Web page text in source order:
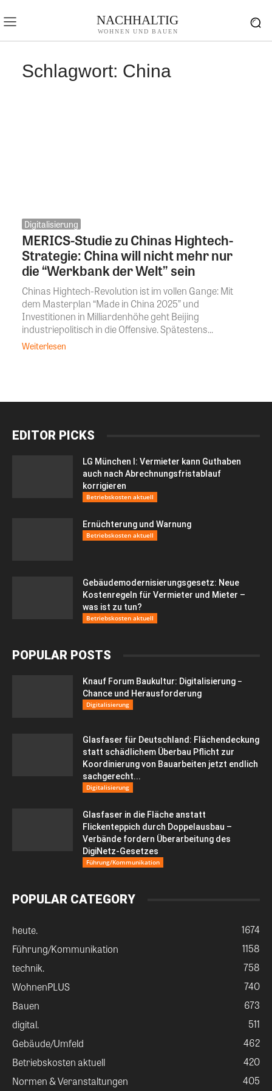
NACHHALTIG
WOHNEN UND BAUEN
Schlagwort: China
Digitalisierung
MERICS-Studie zu Chinas Hightech-
Strategie: China will nicht mehr nur
die “Werkbank der Welt” sein
Chinas Hightech-Revolution ist im vollen Gange: Mit
dem Masterplan “Made in China 2025” und
Investitionen in Milliardenhöhe geht Beijing
industriepolitisch in die Offensive. Spätestens...
Weiterlesen
EDITOR PICKS
LG München I: Vermieter kann Guthaben
auch nach Abrechnungsfristablauf
korrigieren
Betriebskosten aktuell
Ernüchterung und Warnung
Betriebskosten aktuell
Gebäudemodernisierungsgesetz: Neue
Kostenregeln für Vermieter und Mieter –
was ist zu tun?
Betriebskosten aktuell
POPULAR POSTS
Knauf Forum Baukultur: Digitalisierung −
Chance und Herausforderung
Digitalisierung
Glasfaser für Deutschland: Flächendeckung
statt schädlichem Überbau Pflicht zur
Koordinierung von Bauarbeiten jetzt endlich
sachgerecht...
Digitalisierung
Glasfaser in die Fläche anstatt
Flickenteppich durch Doppelausbau –
Verbände fordern Überarbeitung des
DigiNetz-Gesetzes
Führung/Kommunikation
POPULAR CATEGORY
heute.
1674
Führung/Kommunikation
1158
technik.
758
WohnenPLUS
740
Bauen
673
digital.
511
Gebäude/Umfeld
462
Betriebskosten aktuell
420
Normen & Veranstaltungen
405